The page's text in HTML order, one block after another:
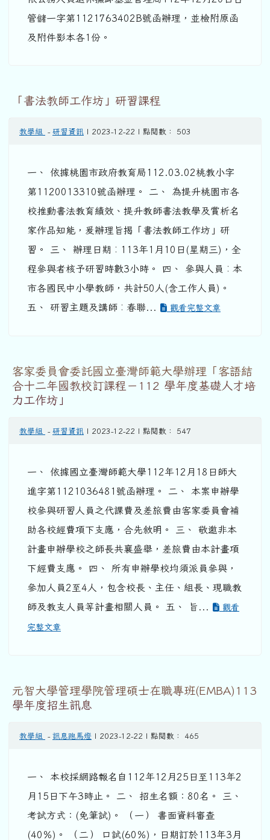
管儲一字第1121763402B號函辦理，並檢附原函
及附件影本各1份。
「書法教師工作坊」研習課程
教學組 - 研習資訊 | 2023-12-22 | 點閱數： 503
一、 依據桃園市政府教育局112.03.02桃教小字
第1120013310號函辦理。 二、 為提升桃園市各
校推動書法教育績效、提升教師書法教學及賞析名
家作品知能，爰辦理旨揭「書法教師工作坊」研
習。 三、 辦理日期︰113年1月10日(星期三)，全
程參與者核予研習時數3小時。 四、 參與人員︰本
市各國民中小學教師，共計50人(含工作人員)。
五、 研習主題及講師︰春聯...
觀看完整文章
客家委員會委託國立臺灣師範大學辦理「客語結
合十二年國教校訂課程－112 學年度基礎人才培
力工作坊」
教學組 - 研習資訊 | 2023-12-22 | 點閱數： 547
一、 依據國立臺灣師範大學112年12月18日師大
進字第1121036481號函辦理。 二、 本案申辦學
校參與研習人員之代課費及差旅費由客家委員會補
助各校經費項下支應，合先敘明。 三、 敬邀非本
計畫申辦學校之師長共襄盛舉，差旅費由本計畫項
下經費支應。 四、 所有申辦學校均須派員參與，
參加人員2至4人，包含校長、主任、組長、現職教
師及教支人員等計畫相關人員。 五、 旨...
觀看
完整文章
元智大學管理學院管理碩士在職專班(EMBA)113
學年度招生訊息
教學組 - 訊息跑馬燈 | 2023-12-22 | 點閱數： 465
一、 本校採網路報名自112年12月25日至113年2
月15日下午3時止。 二、 招生名額：80名。 三、
考試方式：(免筆試)。 （一） 書面資料審查
(40％)。 （二） 口試(60％)，日期訂於113年3月